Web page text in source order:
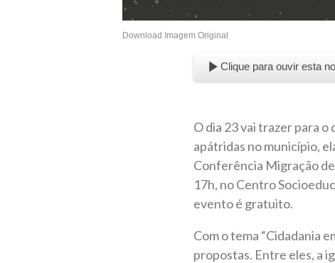
Download Imagem Original
Clique para ouvir esta
O dia 23 vai trazer para
apátridas no município,
Conferência Migração
17h, no Centro
evento é gratuito.
Com o tema “Cidadania
propostas. Entre eles, a